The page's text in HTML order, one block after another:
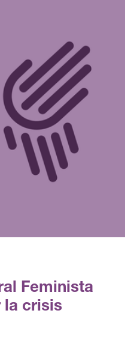
Feminista
la crisis